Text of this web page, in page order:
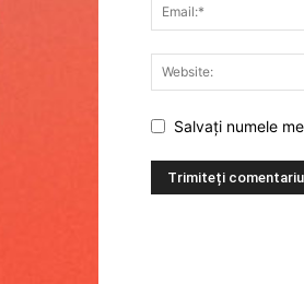
Salvați numele